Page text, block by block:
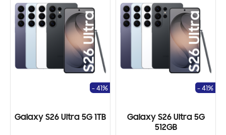
Galaxy S26 Ultra 5G 1TB
- 41%
Galaxy S26 Ultra 5G
512GB
- 41%